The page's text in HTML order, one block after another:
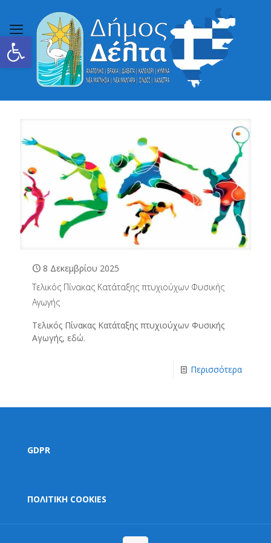
Ανοίξτε τη γραμμή εργαλείων
8 Δεκεμβρίου 2025
Τελικός Πίνακας Κατάταξης πτυχιούχων Φυσικής
Αγωγής
Τελικός Πίνακας Κατάταξης πτυχιούχων Φυσικής
Αγωγής, εδώ.
Περισσότερα
GDPR
ΠΟΛΙΤΙΚΗ COOKIES